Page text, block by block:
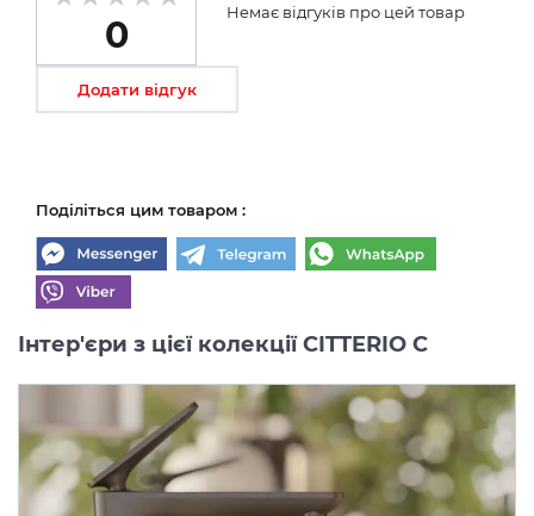
0
Немає відгуків про цей товар
Додати відгук
Поділіться цим товаром :
Інтер'єри з цієї колекції CITTERIO C